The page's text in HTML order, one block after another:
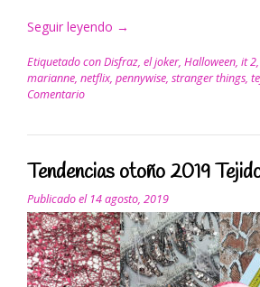
Seguir leyendo “Los
disfraces
para
te
esperan
en
Tejidos
Alberto”
→
Etiquetado conDisfraz, el joker, Halloween, it 2,
marianne, netflix, pennywise, stranger things,
Comentario
Tendencias otoño 2019
Publicado el 14 agosto, 2019